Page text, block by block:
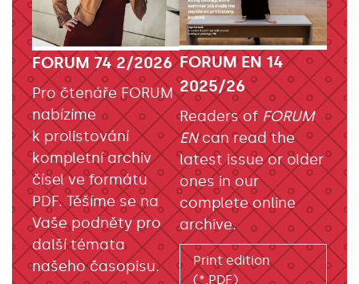
FORUM 74 2/2026
Pro čtenáře FORUM
nabízíme
k prolistování
kompletní archiv
čísel ve formátu
PDF. Těšíme se na
Vaše podněty pro
další témata
našeho časopisu.
FORUM EN 14
2025/26
Readers of FORUM
ENcan read the
latest issue or older
ones in our
complete online
archive.
Print edition
(*.PDF)